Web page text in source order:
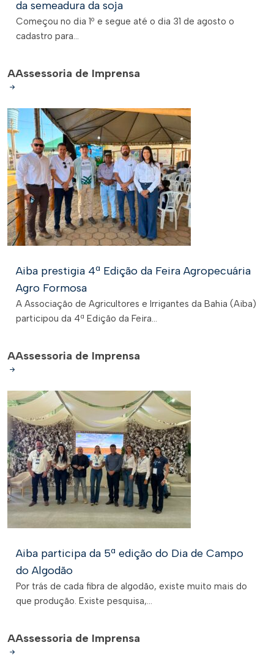
da semeadura da soja
Começou no dia 1º e segue até o dia 31 de agosto o
cadastro para...
AAssessoria de Imprensa
Aiba prestigia 4ª Edição da Feira Agropecuária
Agro Formosa
A Associação de Agricultores e Irrigantes da Bahia (Aiba)
participou da 4ª Edição da Feira...
AAssessoria de Imprensa
Aiba participa da 5ª edição do Dia de Campo
do Algodão
Por trás de cada fibra de algodão, existe muito mais do
que produção. Existe pesquisa,...
AAssessoria de Imprensa